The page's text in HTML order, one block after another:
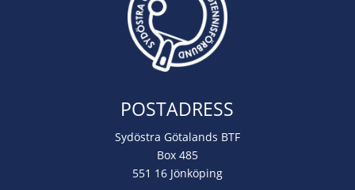
POSTADRESS
Sydöstra Götalands BTF
Box 485
551 16 Jönköping